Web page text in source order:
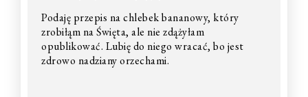
Podaję przepis na chlebek bananowy, który
zrobiłąm na Święta, ale nie zdążyłam
opublikować. Lubię do niego wracać, bo jest
zdrowo nadziany orzechami.